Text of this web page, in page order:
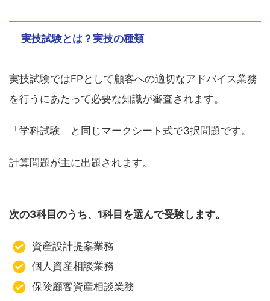
実技試験とは？実技の種類
実技試験ではFPとして顧客への適切なアドバイス業務
を行うにあたって必要な知識が審査されます。
「学科試験」と同じマークシート式で3択問題です。
計算問題が主に出題されます。
次の3科目のうち、1科目を選んで受験します。
資産設計提案業務
個人資産相談業務
保険顧客資産相談業務